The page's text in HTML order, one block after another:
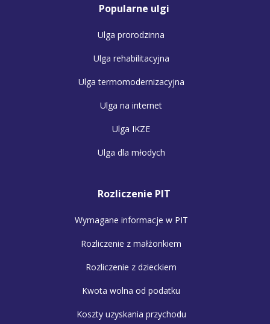
Popularne ulgi
Ulga prorodzinna
Ulga rehabilitacyjna
Ulga termomodernizacyjna
Ulga na internet
Ulga IKZE
Ulga dla młodych
Rozliczenie PIT
Wymagane informacje w PIT
Rozliczenie z małżonkiem
Rozliczenie z dzieckiem
Kwota wolna od podatku
Koszty uzyskania przychodu